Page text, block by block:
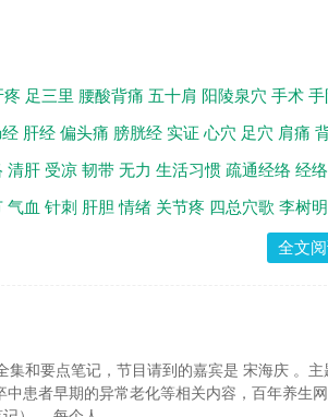
疼 足三里 腰酸背痛 五十肩 阳陵泉穴 手术 手
肝经 偏头痛 膀胱经 实证 心穴 足穴 肩痛
清肝 受凉 韧带 无力 生活习惯 疏通经络 经络
气血 针刺 肝胆 情绪 关节疼 四总穴歌 李树明
全文
和要点笔记，节目请到的嘉宾是 宋海庆 。主
中患者早期的异常老化等相关内容，百年养生